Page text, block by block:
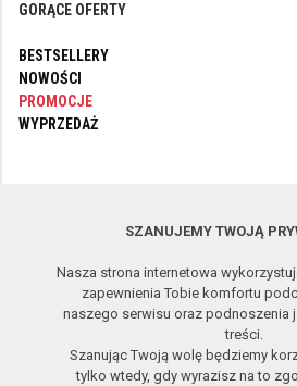
GORĄCE OFERTY
BESTSELLERY
NOWOŚCI
PROMOCJE
WYPRZEDAŻ
Copyright © 2017-2026 APP Sp. z o.o. All
Zdalna pomoc
SZANUJEMY TWOJĄ
Nasza strona internetowa
zapewnienia Tobie komfortu
naszego serwisu oraz podnoszenia
treści.
Szanując Twoją wolę będziemy
tylko wtedy, gdy wyrazisz na to